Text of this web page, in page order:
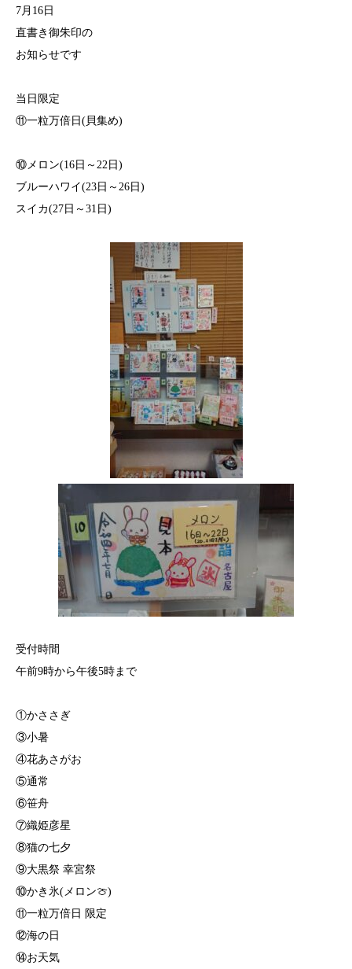
7月16日
直書き御朱印の
お知らせです
当日限定
⑪一粒万倍日(貝集め)
⑩メロン(16日～22日)
ブルーハワイ(23日～26日)
スイカ(27日～31日)
受付時間
午前9時から午後5時まで
①かささぎ
③小暑
④花あさがお
⑤通常
⑥笹舟
⑦織姫彦星
⑧猫の七夕
⑨大黒祭 幸宮祭
⑩かき氷(メロン🍈)
⑪一粒万倍日 限定
⑫海の日
⑭お天気